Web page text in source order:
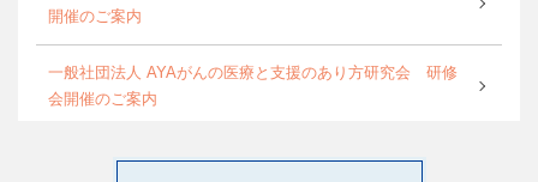
開催のご案内
一般社団法人 AYAがんの医療と支援のあり方研究会 研修
会開催のご案内